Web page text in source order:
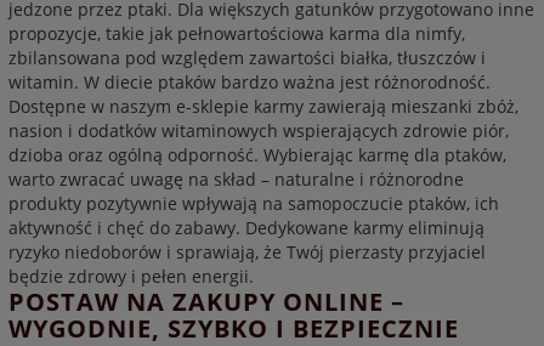
jedzone przez ptaki. Dla większych gatunków przygotowano inne
propozycje, takie jak pełnowartościowa karma dla nimfy,
zbilansowana pod względem zawartości białka, tłuszczów i
witamin. W diecie ptaków bardzo ważna jest różnorodność.
Dostępne w naszym e-sklepie karmy zawierają mieszanki zbóż,
nasion i dodatków witaminowych wspierających zdrowie piór,
dzioba oraz ogólną odporność. Wybierając karmę dla ptaków,
warto zwracać uwagę na skład – naturalne i różnorodne
produkty pozytywnie wpływają na samopoczucie ptaków, ich
aktywność i chęć do zabawy. Dedykowane karmy eliminują
ryzyko niedoborów i sprawiają, że Twój pierzasty przyjaciel
będzie zdrowy i pełen energii.
POSTAW NA ZAKUPY ONLINE –
WYGODNIE, SZYBKO I BEZPIECZNIE